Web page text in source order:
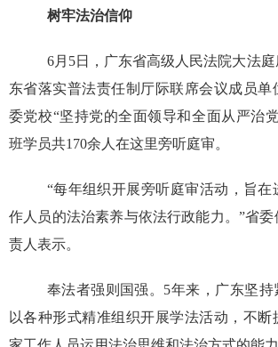
树牢法治信仰
6月5日，广东省高级人民法院大法
东省落实普法责任制厅际联席会议成员单
委党校“坚持党的全面领导和全面从严治
班学员共170余人在这里旁听庭审。
“每年组织开展旁听庭审活动，旨在
作人员的法治素养与依法行政能力。”省
责人表示。
奉法者强则国强。5年来，广东坚持
以各种形式精准组织开展学法活动，不断